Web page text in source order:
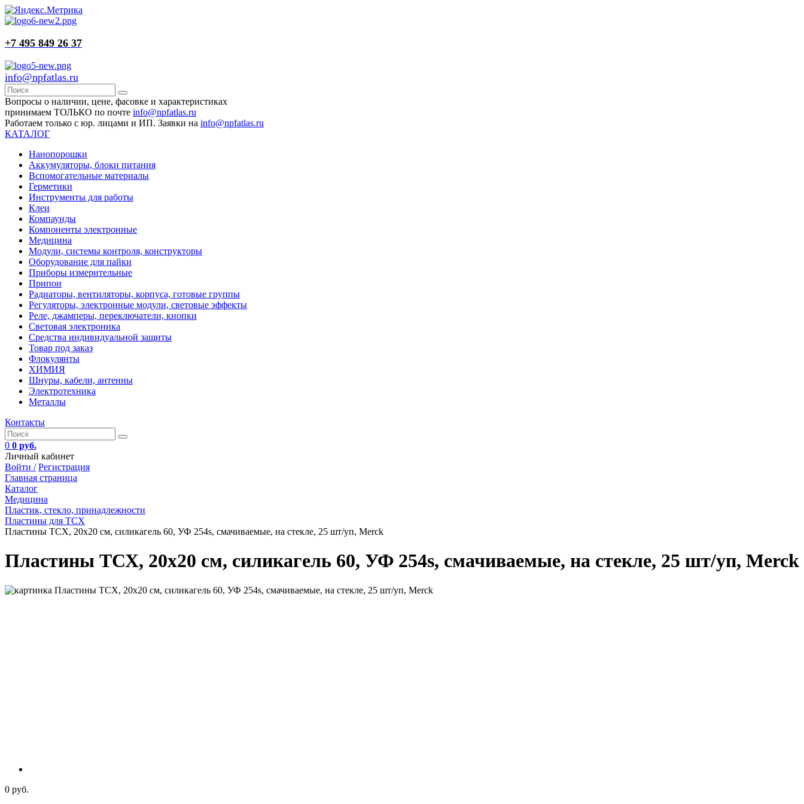
+7 495 849 26 37
info@npfatlas.ru
Вопросы о наличии, цене, фасовке и характеристиках
принимаем ТОЛЬКО по почте info@npfatlas.ru
Работаем только с юр. лицами и ИП. Заявки на info@npfatlas.ru
КАТАЛОГ
Нанопорошки
Аккумуляторы, блоки питания
Вспомогательные материалы
Герметики
Инструменты для работы
Клеи
Компаунды
Компоненты электронные
Медицина
Модули, системы контроля, конструкторы
Оборудование для пайки
Приборы измерительные
Припои
Радиаторы, вентиляторы, корпуса, готовые группы
Регуляторы, электронные модули, световые эффекты
Реле, джамперы, переключатели, кнопки
Световая электроника
Средства индивидуальной защиты
Товар под заказ
Флокулянты
ХИМИЯ
Шнуры, кабели, антенны
Электротехника
Металлы
Контакты
0 0 руб.
Личный кабинет
Войти / Регистрация
Главная страница
Каталог
Медицина
Пластик, стекло, принадлежности
Пластины для ТСХ
Пластины ТСХ, 20х20 см, силикагель 60, УФ 254s, смачиваемые, на стекле, 25 шт/уп, Merck
Пластины ТСХ, 20х20 см, силикагель 60, УФ 254s, смачиваемые, на стекле, 25 шт/уп, Merck
0 руб.